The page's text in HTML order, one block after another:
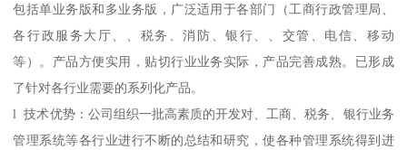
包括单业务版和多业务版，广泛适用于各部门（工商行政管理局、
各行政服务大厅、、税务、消防、银行、、交管、电信、移动
等）。产品方便实用，贴切行业业务实际，产品完善成熟。已形成
了针对各行业需要的系列化产品。
l 技术优势：公司组织一批高素质的开发对、工商、税务、银行业务
管理系统等各行业进行不断的总结和研究，使各种管理系统得到进